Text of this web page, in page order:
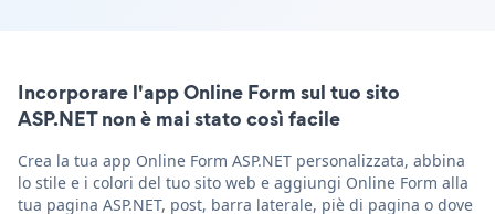
Incorporare l'app Online Form sul tuo sito
ASP.NET non è mai stato così facile
Crea la tua app Online Form ASP.NET personalizzata, abbina
lo stile e i colori del tuo sito web e aggiungi Online Form alla
tua pagina ASP.NET, post, barra laterale, piè di pagina o dove